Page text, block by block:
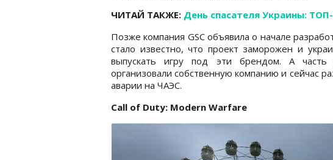
ЧИТАЙ ТАКЖЕ: День спасателя Украины:
Позже компания GSC объявила о начале
стало известно, что проект заморожен и
выпускать игру под эти брендом. А часть
организовали собственную компанию и сейчас
аварии на ЧАЭС.
Call of Duty: Modern Warfare